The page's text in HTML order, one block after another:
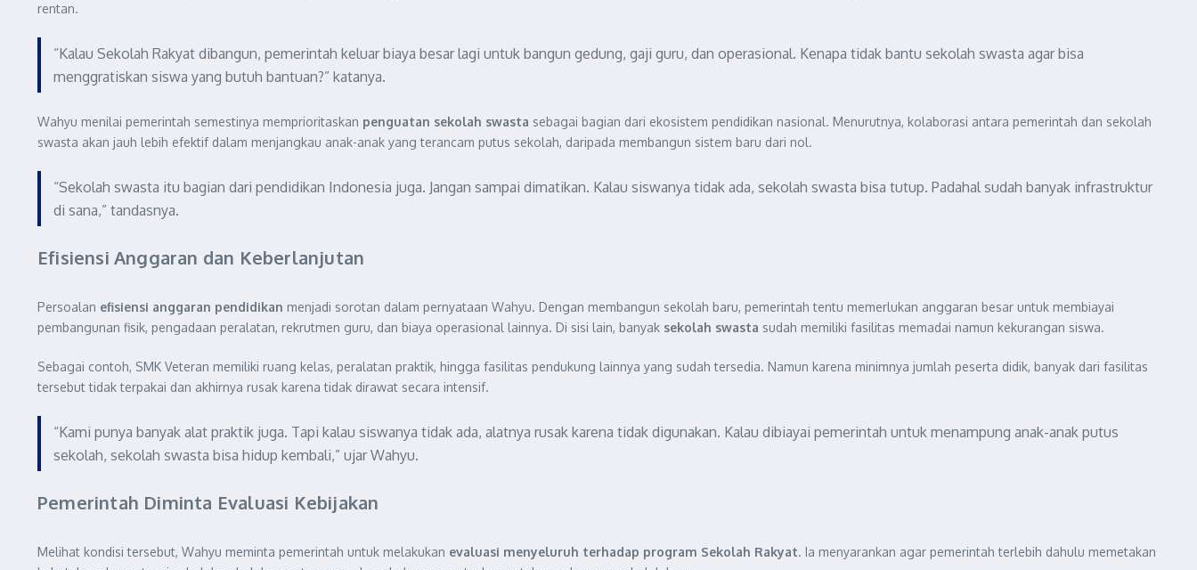
rentan.
“Kalau Sekolah Rakyat dibangun, pemerintah keluar biaya besar lagi untuk bangun gedung, gaji guru, dan operasional. Kenapa tidak bantu sekolah swasta agar bisa
menggratiskan siswa yang butuh bantuan?” katanya.
Wahyu menilai pemerintah semestinya memprioritaskan penguatan sekolah swasta sebagai bagian dari ekosistem pendidikan nasional. Menurutnya, kolaborasi antara pemerintah dan sekolah
swasta akan jauh lebih efektif dalam menjangkau anak-anak yang terancam putus sekolah, daripada membangun sistem baru dari nol.
“Sekolah swasta itu bagian dari pendidikan Indonesia juga. Jangan sampai dimatikan. Kalau siswanya tidak ada, sekolah swasta bisa tutup. Padahal sudah banyak infrastruktur
di sana,” tandasnya.
Efisiensi Anggaran dan Keberlanjutan
Persoalan efisiensi anggaran pendidikan menjadi sorotan dalam pernyataan Wahyu. Dengan membangun sekolah baru, pemerintah tentu memerlukan anggaran besar untuk membiayai
pembangunan fisik, pengadaan peralatan, rekrutmen guru, dan biaya operasional lainnya. Di sisi lain, banyak sekolah swasta sudah memiliki fasilitas memadai namun kekurangan siswa.
Sebagai contoh, SMK Veteran memiliki ruang kelas, peralatan praktik, hingga fasilitas pendukung lainnya yang sudah tersedia. Namun karena minimnya jumlah peserta didik, banyak dari fasilitas
tersebut tidak terpakai dan akhirnya rusak karena tidak dirawat secara intensif.
“Kami punya banyak alat praktik juga. Tapi kalau siswanya tidak ada, alatnya rusak karena tidak digunakan. Kalau dibiayai pemerintah untuk menampung anak-anak putus
sekolah, sekolah swasta bisa hidup kembali,” ujar Wahyu.
Pemerintah Diminta Evaluasi Kebijakan
Melihat kondisi tersebut, Wahyu meminta pemerintah untuk melakukan evaluasi menyeluruh terhadap program Sekolah Rakyat. Ia menyarankan agar pemerintah terlebih dahulu memetakan